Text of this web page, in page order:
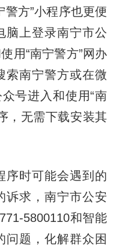
方”小程序也更便
脑上登录南宁市公
用“南宁警方”网办
索南宁警方或在微
号进入和使用“南
，无需下载安装其
时可能会遇到的
诉求，南宁市公安
5800110和智能
问题，化解群众困